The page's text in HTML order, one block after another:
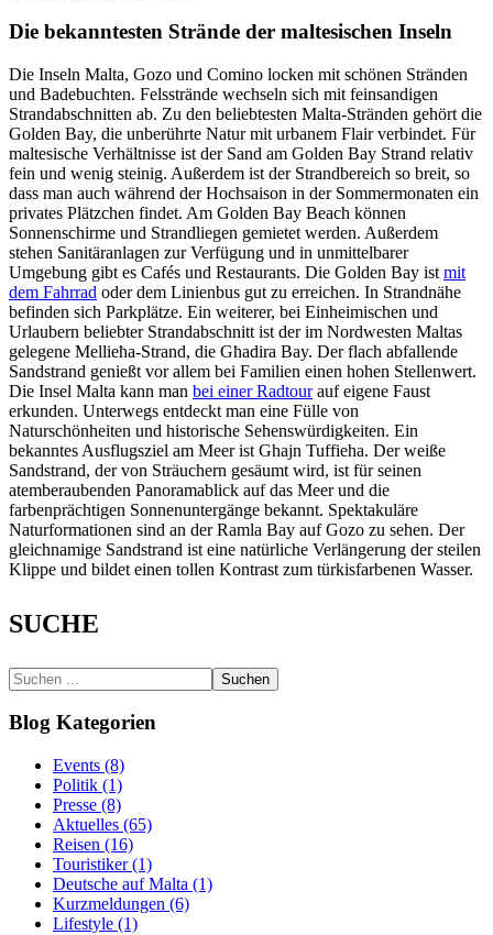
Die bekanntesten Strände der maltesischen Inseln
Die Inseln Malta, Gozo und Comino locken mit schönen Stränden
und Badebuchten. Felsstrände wechseln sich mit feinsandigen
Strandabschnitten ab. Zu den beliebtesten Malta-Stränden gehört die
Golden Bay, die unberührte Natur mit urbanem Flair verbindet. Für
maltesische Verhältnisse ist der Sand am Golden Bay Strand relativ
fein und wenig steinig. Außerdem ist der Strandbereich so breit, so
dass man auch während der Hochsaison in der Sommermonaten ein
privates Plätzchen findet. Am Golden Bay Beach können
Sonnenschirme und Strandliegen gemietet werden. Außerdem
stehen Sanitäranlagen zur Verfügung und in unmittelbarer
Umgebung gibt es Cafés und Restaurants. Die Golden Bay ist mit
dem Fahrrad oder dem Linienbus gut zu erreichen. In Strandnähe
befinden sich Parkplätze. Ein weiterer, bei Einheimischen und
Urlaubern beliebter Strandabschnitt ist der im Nordwesten Maltas
gelegene Mellieħa-Strand, die Għadira Bay. Der flach abfallende
Sandstrand genießt vor allem bei Familien einen hohen Stellenwert.
Die Insel Malta kann man bei einer Radtourauf eigene Faust
erkunden. Unterwegs entdeckt man eine Fülle von
Naturschönheiten und historische Sehenswürdigkeiten. Ein
bekanntes Ausflugsziel am Meer ist Ghajn Tuffieha. Der weiße
Sandstrand, der von Sträuchern gesäumt wird, ist für seinen
atemberaubenden Panoramablick auf das Meer und die
farbenprächtigen Sonnenuntergänge bekannt. Spektakuläre
Naturformationen sind an der Ramla Bay auf Gozo zu sehen. Der
gleichnamige Sandstrand ist eine natürliche Verlängerung der steilen
Klippe und bildet einen tollen Kontrast zum türkisfarbenen Wasser.
SUCHE
Suchen
Blog Kategorien
Events (8)
Politik (1)
Presse (8)
Aktuelles (65)
Reisen (16)
Touristiker (1)
Deutsche auf Malta (1)
Kurzmeldungen (6)
Lifestyle (1)